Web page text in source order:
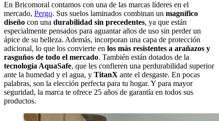
En Bricomoral contamos con una de las marcas líderes en el
mercado, Pergo. Sus suelos laminados combinan un magnífico
diseño con una durabilidad sin precedentes, ya que están
especialmente pensados para aguantar años de uso sin perder un
ápice de su belleza. Además, incorporan una capa de protección
adicional, lo que los convierte en los más resistentes a arañazos y
rasguños de todo el mercado. También están dotados de la
tecnología AquaSafe, que les confieren una perdurabilidad superior
ante la humedad y el agua, y TitanX ante el desgaste. En pocas
palabras, son la elección perfecta para tu hogar. Y para mayor
seguridad, la marca te ofrece 25 años de garantía en todos sus
productos.